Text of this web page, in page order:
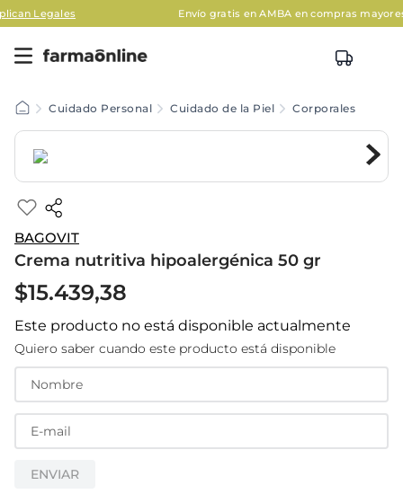
Envío gratis en AMBA en compras mayores a
Cuidado Personal Cuidado de la Piel Corporales
BAGOVIT
Crema nutritiva hipoalergénica 50 gr
$15.439,38
Este producto no está disponible actualmente
Quiero saber cuando este producto está disponible
ENVIAR